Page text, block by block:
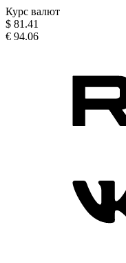
Курс валют
$ 81.41
€ 94.06